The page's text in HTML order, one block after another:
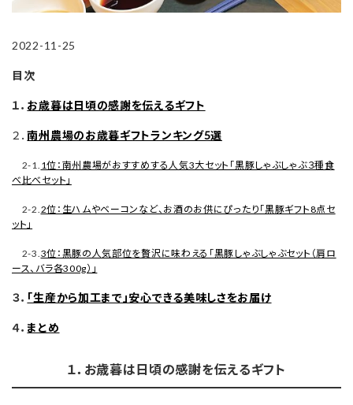
2022-11-25
目次
１． お歳暮は日頃の感謝を伝えるギフト
２．南州農場のお歳暮ギフトランキング5選
2-1. 1位：南州農場がおすすめする人気3大セット「黒豚しゃぶしゃぶ３種食
べ比べセット」
2-2.2位：生ハムやベーコンなど、お酒のお供にぴったり「黒豚ギフト8点セ
ット」
2-3.3位：黒豚の人気部位を贅沢に味わえる「黒豚しゃぶしゃぶセット（肩ロ
ース、バラ各300g）」
３． 「生産から加工まで」安心できる美味しさをお届け
４． まとめ
１．お歳暮は日頃の感謝を伝えるギフト